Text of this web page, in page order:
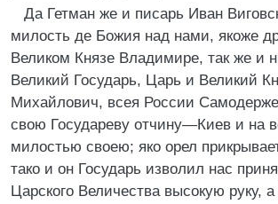
Да Гетман же и писарь Иван
милость де Божия над нами, якоже
Великом Князе Владимире, так же и
Великий Государь, Царь и Великий
Михайлович, всея России
свою Государеву отчину—Киев и на
милостью своею; яко орел
тако и он Государь изволил нас
Царского Величества высокую руку,